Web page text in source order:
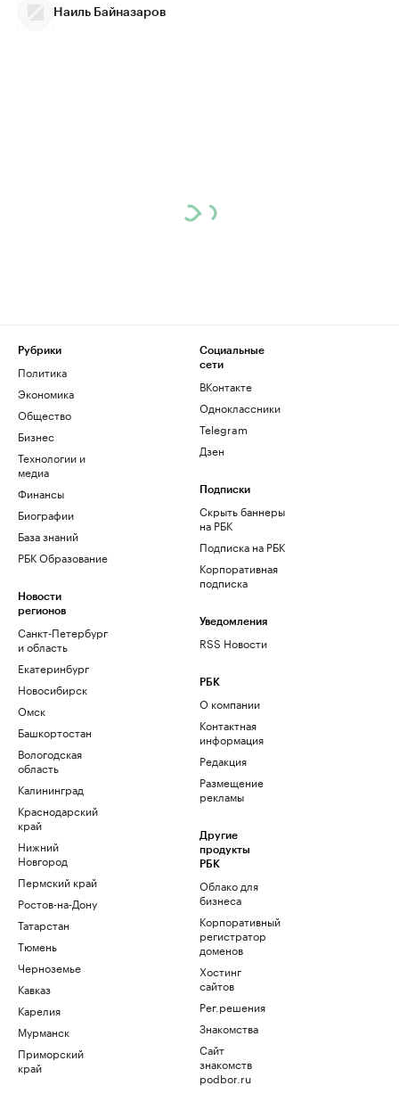
Наиль Байназаров
Рубрики
Политика
Экономика
Общество
Бизнес
Технологии и
медиа
Финансы
Биографии
База знаний
РБК Образование
Новости
регионов
Санкт-Петербург
и область
Екатеринбург
Новосибирск
Омск
Башкортостан
Вологодская
область
Калининград
Краснодарский
край
Нижний
Новгород
Пермский край
Ростов-на-Дону
Татарстан
Тюмень
Черноземье
Кавказ
Карелия
Мурманск
Приморский
край
Социальные
сети
ВКонтакте
Одноклассники
Telegram
Дзен
Подписки
Скрыть баннеры
на РБК
Подписка на РБК
Корпоративная
подписка
Уведомления
RSS Новости
РБК
О компании
Контактная
информация
Редакция
Размещение
рекламы
Другие
продукты
РБК
Облако для
бизнеса
Корпоративный
регистратор
доменов
Хостинг
сайтов
Рег.решения
Знакомства
Сайт
знакомств
podbor.ru